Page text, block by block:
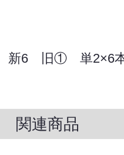
新6 旧① 単2×6
関連商品